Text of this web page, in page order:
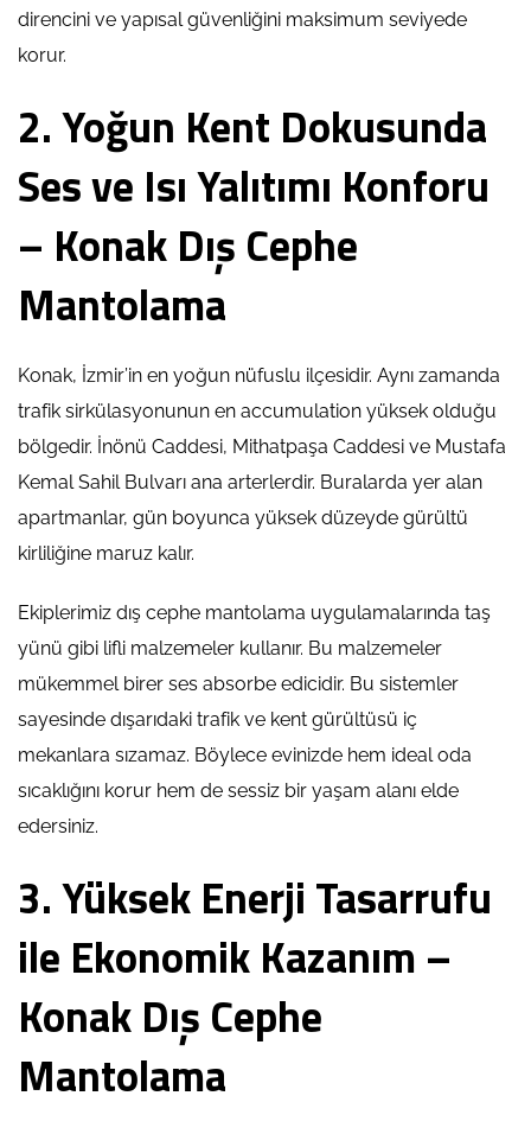
direncini ve yapısal güvenliğini maksimum seviyede
korur.
2. Yoğun Kent Dokusunda
Ses ve Isı Yalıtımı Konforu
– Konak Dış Cephe
Mantolama
Konak, İzmir’in en yoğun nüfuslu ilçesidir. Aynı zamanda
trafik sirkülasyonunun en accumulation yüksek olduğu
bölgedir. İnönü Caddesi, Mithatpaşa Caddesi ve Mustafa
Kemal Sahil Bulvarı ana arterlerdir. Buralarda yer alan
apartmanlar, gün boyunca yüksek düzeyde gürültü
kirliliğine maruz kalır.
Ekiplerimiz dış cephe mantolama uygulamalarında taş
yünü gibi lifli malzemeler kullanır. Bu malzemeler
mükemmel birer ses absorbe edicidir. Bu sistemler
sayesinde dışarıdaki trafik ve kent gürültüsü iç
mekanlara sızamaz. Böylece evinizde hem ideal oda
sıcaklığını korur hem de sessiz bir yaşam alanı elde
edersiniz.
3. Yüksek Enerji Tasarrufu
ile Ekonomik Kazanım –
Konak Dış Cephe
Mantolama